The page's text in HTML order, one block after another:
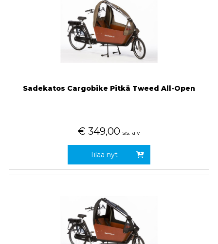
Sadekatos Cargobike Pitkä Tweed All-Open
€ 349,00 sis. alv
Tilaa nyt